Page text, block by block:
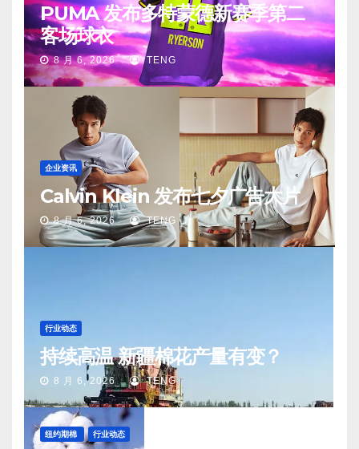
PUMA 发布多特蒙德新赛季第二
客场球衣
8 月 6, 2026 TENG
企业资讯
Calvin Klein 发布七夕广告大片
8 月 6, 2026 TENG
行业动态
持续高温 新疆棉花产量有变？
8 月 6, 2026 TENG
纽约期棉 行业动态